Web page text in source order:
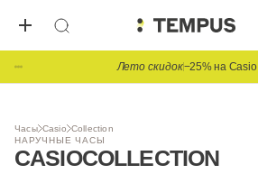
Лето скидок−25% на Casio
Часы Casio Collection
НАРУЧНЫЕ ЧАСЫ
CASIOCOLLECTION
BESTSELLER